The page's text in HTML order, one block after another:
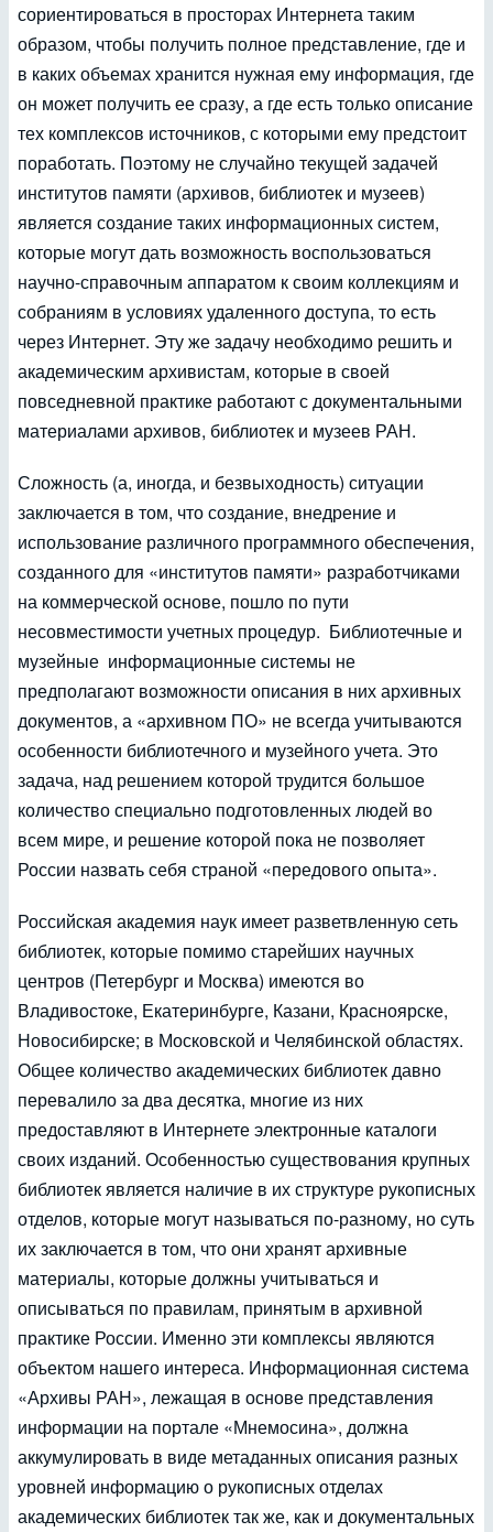
сориентироваться в просторах Интернета таким
образом, чтобы получить полное представление, где и
в каких объемах хранится нужная ему информация, где
он может получить ее сразу, а где есть только описание
тех комплексов источников, с которыми ему предстоит
поработать. Поэтому не случайно текущей задачей
институтов памяти (архивов, библиотек и музеев)
является создание таких информационных систем,
которые могут дать возможность воспользоваться
научно-справочным аппаратом к своим коллекциям и
собраниям в условиях удаленного доступа, то есть
через Интернет. Эту же задачу необходимо решить и
академическим архивистам, которые в своей
повседневной практике работают с документальными
материалами архивов, библиотек и музеев РАН.
Сложность (а, иногда, и безвыходность) ситуации
заключается в том, что создание, внедрение и
использование различного программного обеспечения,
созданного для «институтов памяти» разработчиками
на коммерческой основе, пошло по пути
несовместимости учетных процедур. Библиотечные и
музейные информационные системы не
предполагают возможности описания в них архивных
документов, а «архивном ПО» не всегда учитываются
особенности библиотечного и музейного учета. Это
задача, над решением которой трудится большое
количество специально подготовленных людей во
всем мире, и решение которой пока не позволяет
России назвать себя страной «передового опыта».
Российская академия наук имеет разветвленную сеть
библиотек, которые помимо старейших научных
центров (Петербург и Москва) имеются во
Владивостоке, Екатеринбурге, Казани, Красноярске,
Новосибирске; в Московской и Челябинской областях.
Общее количество академических библиотек давно
перевалило за два десятка, многие из них
предоставляют в Интернете электронные каталоги
своих изданий. Особенностью существования крупных
библиотек является наличие в их структуре рукописных
отделов, которые могут называться по-разному, но суть
их заключается в том, что они хранят архивные
материалы, которые должны учитываться и
описываться по правилам, принятым в архивной
практике России. Именно эти комплексы являются
объектом нашего интереса. Информационная система
«Архивы РАН», лежащая в основе представления
информации на портале «Мнемосина», должна
аккумулировать в виде метаданных описания разных
уровней информацию о рукописных отделах
академических библиотек так же, как и документальных